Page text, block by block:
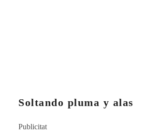
Soltando pluma y alas
Publicitat